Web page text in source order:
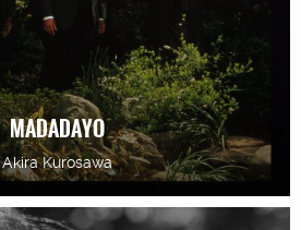
MADADAYO
Akira Kurosawa